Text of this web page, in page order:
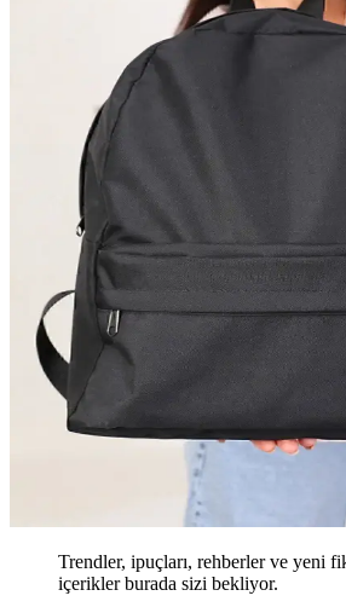
Trendler, ipuçları, rehberler ve yeni
içerikler burada sizi bekliyor.